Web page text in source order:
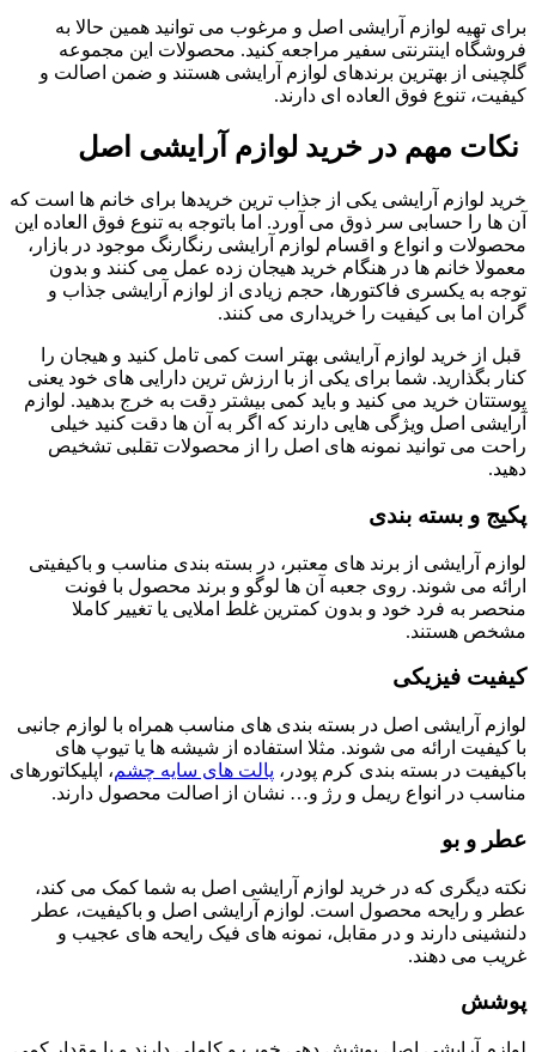
برای تهیه لوازم آرایشی اصل و مرغوب می توانید همین حالا به
فروشگاه اینترنتی سفیر مراجعه کنید. محصولات این مجموعه
گلچینی از بهترین برندهای لوازم آرایشی هستند و ضمن اصالت و
کیفیت، تنوع فوق العاده ای دارند.
نکات مهم در خرید لوازم آرایشی اصل
خرید لوازم آرایشی یکی از جذاب ترین خریدها برای خانم ها است که
آن ها را حسابی سر ذوق می آورد. اما باتوجه به تنوع فوق العاده این
محصولات و انواع و اقسام لوازم آرایشی رنگارنگ موجود در بازار،
معمولا خانم ها در هنگام خرید هیجان زده عمل می کنند و بدون
توجه به یکسری فاکتورها، حجم زیادی از لوازم آرایشی جذاب و
گران اما بی کیفیت را خریداری می کنند.
قبل از خرید لوازم آرایشی بهتر است کمی تامل کنید و هیجان را
کنار بگذارید. شما برای یکی از با ارزش ترین دارایی های خود یعنی
پوستتان خرید می کنید و باید کمی بیشتر دقت به خرج بدهید. لوازم
آرایشی اصل ویژگی هایی دارند که اگر به آن ها دقت کنید خیلی
راحت می توانید نمونه های اصل را از محصولات تقلبی تشخیص
دهید.
پکیج و بسته بندی
لوازم آرایشی از برند های معتبر، در بسته بندی مناسب و باکیفیتی
ارائه می شوند. روی جعبه آن ها لوگو و برند محصول با فونت
منحصر به فرد خود و بدون کمترین غلط املایی یا تغییر کاملا
مشخص هستند.
کیفیت فیزیکی
لوازم آرایشی اصل در بسته بندی های مناسب همراه با لوازم جانبی
با کیفیت ارائه می شوند. مثلا استفاده از شیشه ها یا تیوپ های
باکیفیت در بسته بندی کرم پودر، پالت های سایه چشم، اپلیکاتورهای
مناسب در انواع ریمل و رژ و… نشان از اصالت محصول دارند.
عطر و بو
نکته دیگری که در خرید لوازم آرایشی اصل به شما کمک می کند،
عطر و رایحه محصول است. لوازم آرایشی اصل و باکیفیت، عطر
دلنشینی دارند و در مقابل، نمونه های فیک رایحه های عجیب و
غریب می دهند.
پوشش